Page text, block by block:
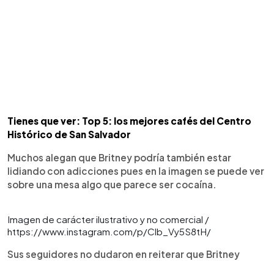
Tienes que ver: Top 5: los mejores cafés del Centro
Histórico de San Salvador
Muchos alegan que Britney podría también estar
lidiando con adicciones pues en la imagen se puede ver
sobre una mesa algo que parece ser cocaína.
Imagen de carácter ilustrativo y no comercial /
https://www.instagram.com/p/Clb_Vy5S8tH/
Sus seguidores no dudaron en reiterar que Britney